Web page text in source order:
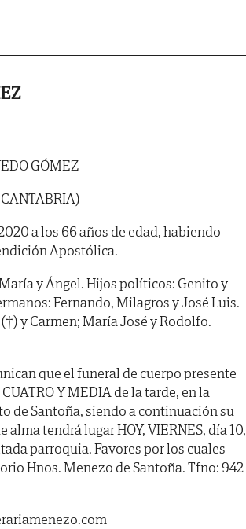
GÓMEZ
a los 66 años de edad, habiendo
Apostólica.
y Ángel. Hijos políticos: Genito y
Fernando, Milagros y José Luis.
y Carmen; María José y Rodolfo.
que el funeral de cuerpo presente
Y MEDIA de la tarde, en la
de Santoña, siendo a continuación su
tendrá lugar HOY, VIERNES, día 10,
parroquia. Favores por los cuales
Hnos. Menezo de Santoña. Tfno: 942